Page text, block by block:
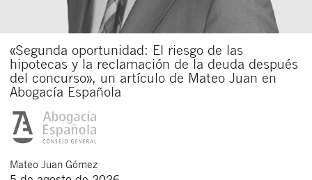
«Segunda oportunidad: El riesgo de las
hipotecas y la reclamación de la deuda después
del concurso», un artículo de Mateo Juan en
Abogacía Española
Mateo Juan Gómez